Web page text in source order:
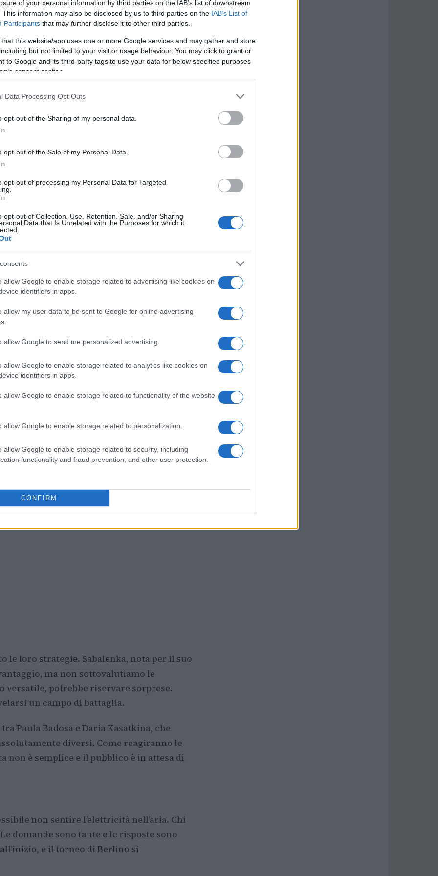
of your personal information by third parties on the IAB’s list of downstream
This information may also be disclosed by us to third parties on the IAB’s List of
Participants that may further disclose it to other third parties.
that this website/app uses one or more Google services and may gather and store
but not limited to your visit or usage behaviour. You may click to grant or
to Google and its third-party tags to use your data for below specified purposes
consent section.
Data Processing Opt Outs
opt-out of the Sharing of my personal data.
opt-out of the Sale of my Personal Data.
opt-out of processing my Personal Data for Targeted
opt-out of Collection, Use, Retention, Sale, and/or Sharing
Data that Is Unrelated with the Purposes for which it
allow Google to enable storage related to advertising like cookies on
identifiers in apps.
allow my user data to be sent to Google for online advertising
allow Google to send me personalized advertising.
allow Google to enable storage related to analytics like cookies on
identifiers in apps.
allow Google to enable storage related to functionality of the website
allow Google to enable storage related to personalization.
allow Google to enable storage related to security, including
functionality and fraud prevention, and other user protection.
CONFIRM
serie numero 1, è pronta a scendere in
di metterla alla prova. L’astuta Rybakina,
ad affrontare il suo primo match,
problemi. Ma chi sarà il vero
Paolini e Donna Vekic si preparano a
come Mirra Andreeva e Amanda
di qualificazione hanno già mostrato
le stelle. Giocatrici come Qinwen Zheng e
la stoffa per far bene, e i loro incontri
Le tensioni sono palpabili, e il
le loro strategie. Sabalenka, nota per il suo
ma non sottovalutiamo le
versatile, potrebbe riservare sorprese.
un campo di battaglia.
Paula Badosa e Daria Kasatkina, che
diversi. Come reagiranno le
non è semplice e il pubblico è in attesa di
non sentire l’elettricità nell’aria. Chi
domande sono tante e le risposte sono
e il torneo di Berlino si